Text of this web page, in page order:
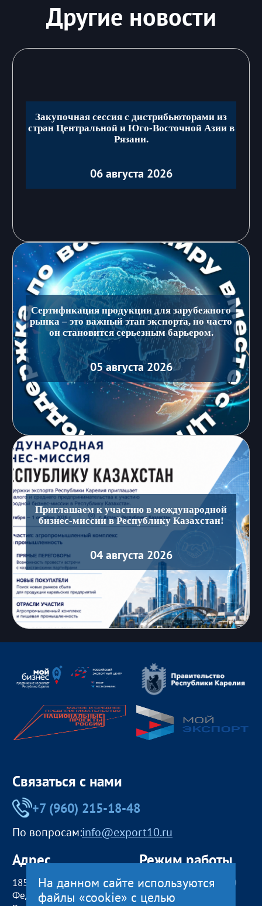
Другие новости
Закупочная сессия с дистрибьюторами из
стран Центральной и Юго-Восточной Азии в
Рязани.
06 августа 2026
Сертификация продукции для зарубежного
рынка – это важный этап экспорта, но часто
он становится серьезным барьером.
05 августа 2026
Приглашаем к участию в международной
бизнес-миссии в Республику Казахстан!
04 августа 2026
Связаться с нами
+7 (960) 215-18-48
По вопросам:info@export10.ru
Адрес
185000, Российская
Федерация,
Режим работы
пн — чт:09:00 — 18:00
пт:09:00 — 17:00
На данном сайте используются
файлы «cookie» с целью